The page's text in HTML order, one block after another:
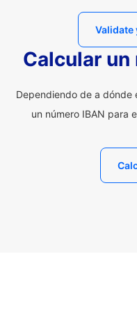
Validate
Calcular un
Dependiendo de a dónde
un número IBAN para